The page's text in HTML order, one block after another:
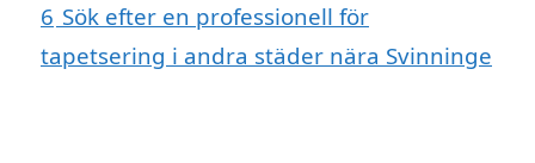
6 Sök efter en professionell för
tapetsering i andra städer nära Svinninge